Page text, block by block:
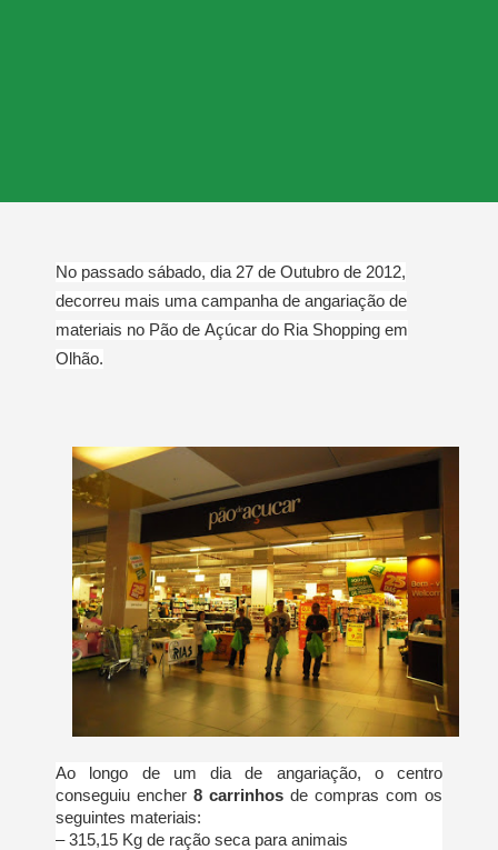
No passado sábado, dia 27 de Outubro de 2012,
decorreu mais uma campanha de angariação de
materiais no Pão de Açúcar do Ria Shopping em
Olhão.
Ao longo de um dia de angariação, o centro
conseguiu encher 8 carrinhos de compras com os
seguintes materiais:
– 315,15 Kg de ração seca para animais